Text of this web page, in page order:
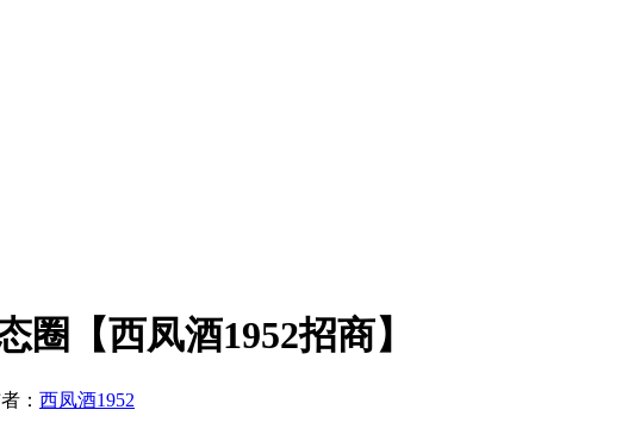
【西凤酒1952招商】
： 西凤酒1952